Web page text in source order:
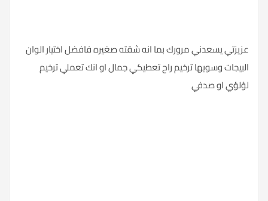
عزيزتي يسعدني مرورك بما انه شقته صغيره فافضل اختيار الوان
البيجات وسويها ترخيم راح تعطيكي جمال او انك تعملي ترخيم
لؤلؤي او صدفي